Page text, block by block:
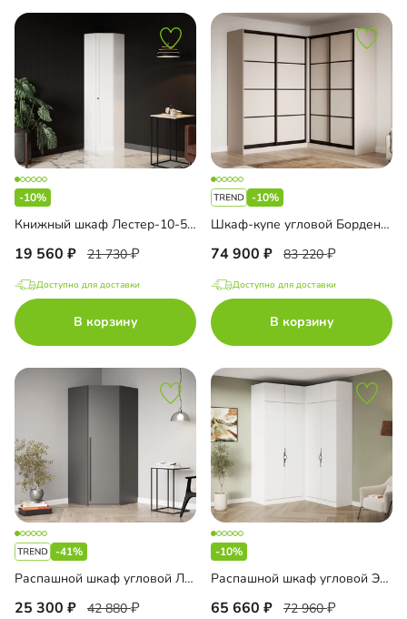
-10%
Книжный шкаф Лестер-10-500 угловой
19 560 21 730
Доступно для доставки
В корзину
-10%
Шкаф-купе угловой Борден-6-4 2000
74 900 83 220
Доступно для доставки
В корзину
-41%
Распашной шкаф угловой Лорэна-900
25 300 42 880
-10%
Распашной шкаф угловой Элавия-2-450 с антресолью
65 660 72 960